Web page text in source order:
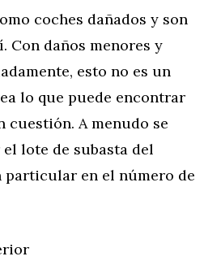
coches dañados y son
Con daños menores y
esto no es un
lo que puede encontrar
cuestión. A menudo se
lote de subasta del
particular en el número de